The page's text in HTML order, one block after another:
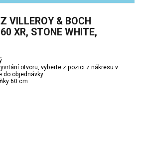
VILLEROY & BOCH
XR, STONE WHITE,
otvoru, vyberte z pozici z nákresu v
do objednávky
60 cm